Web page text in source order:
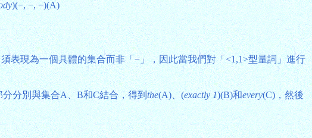
)(−, −, −)(A)
表現為一個具體的集合而非「−」，因此當我們對「<1,1>型量詞」進行
分別與集合A、B和C結合，得到the(A)、(exactly 1)(B)和every(C)，然後